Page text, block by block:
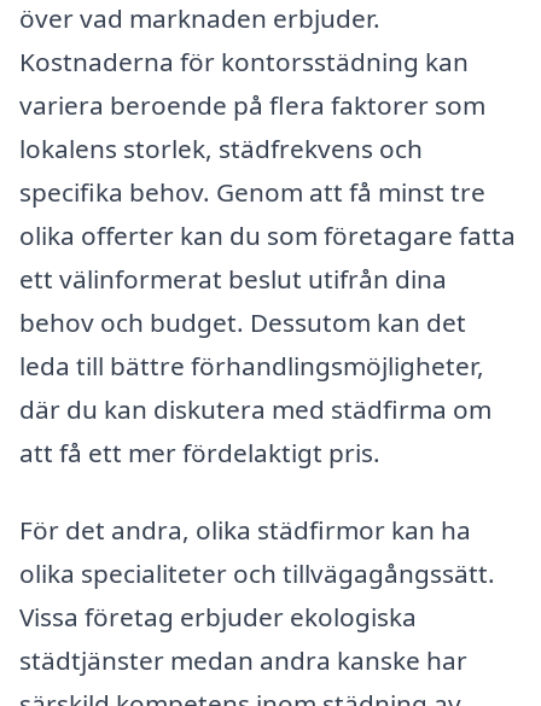
över vad marknaden erbjuder.
Kostnaderna för kontorsstädning kan
variera beroende på flera faktorer som
lokalens storlek, städfrekvens och
specifika behov. Genom att få minst tre
olika offerter kan du som företagare fatta
ett välinformerat beslut utifrån dina
behov och budget. Dessutom kan det
leda till bättre förhandlingsmöjligheter,
där du kan diskutera med städfirma om
att få ett mer fördelaktigt pris.
För det andra, olika städfirmor kan ha
olika specialiteter och tillvägagångssätt.
Vissa företag erbjuder ekologiska
städtjänster medan andra kanske har